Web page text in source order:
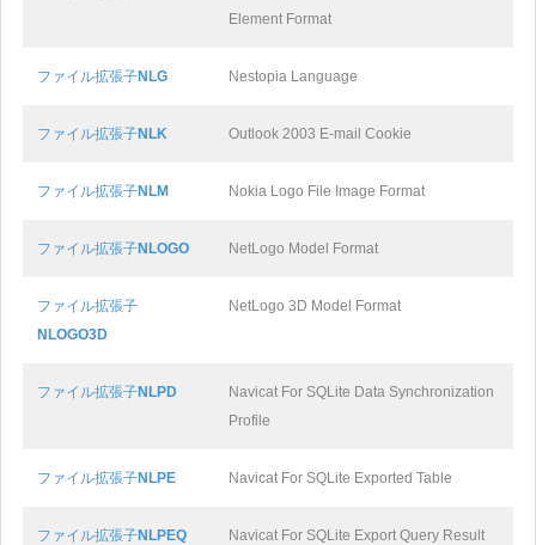
Element Format
ファイル拡張子NLG Nestopia Language
ファイル拡張子NLK Outlook 2003 E-mail Cookie
ファイル拡張子NLM Nokia Logo File Image Format
ファイル拡張子NLOGO NetLogo Model Format
ファイル拡張子
NLOGO3D
NetLogo 3D Model Format
ファイル拡張子NLPD
Navicat For SQLite Data Synchronization
Profile
ファイル拡張子NLPE Navicat For SQLite Exported Table
ファイル拡張子NLPEQ
Navicat For SQLite Export Query Result